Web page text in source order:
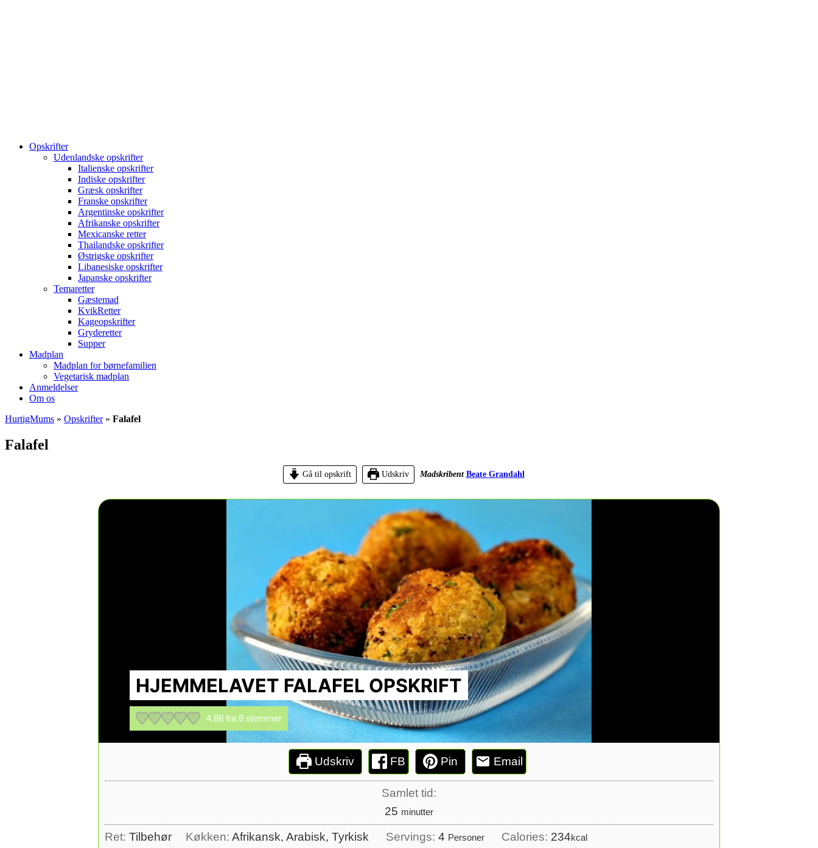
Opskrifter
Udenlandske opskrifter
Italienske opskrifter
Indiske opskrifter
Græsk opskrifter
Franske opskrifter
Argentinske opskrifter
Afrikanske opskrifter
Mexicanske retter
Thailandske opskrifter
Østrigske opskrifter
Libanesiske opskrifter
Japanske opskrifter
Temaretter
Gæstemad
KvikRetter
Kageopskrifter
Gryderetter
Supper
Madplan
Madplan for børnefamilien
Vegetarisk madplan
Anmeldelser
Om os
HurtigMums » Opskrifter» Falafel
Falafel
Gå til opskrift Udskriv MadskribentBeate Grandahl
HJEMMELAVET FALAFEL OPSKRIFT
4.88fra 8stemmer
Udskriv FB Pin Email
Samlet tid:
25 minutter
minutter
Ret: Tilbehør Køkken:Afrikansk, Arabisk, Tyrkisk Servings:4 Personer Calories: 234kcal